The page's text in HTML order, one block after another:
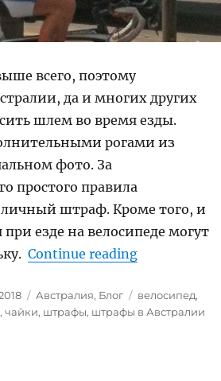
всего, поэтому
да и многих других
шлем во время езды.
рогами из
фото. За
простого правила
штраф. Кроме того, и
езде на велосипеде могут
Continue reading“Езда на
Categories
Австралия, Блог Tags
велосипед,
,чайки, штрафы, штрафы в Австралии